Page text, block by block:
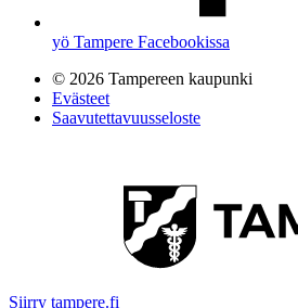
yö Tampere Facebookissa
© 2026 Tampereen kaupunki
Evästeet
Saavutettavuusseloste
Siirry tampere.fi